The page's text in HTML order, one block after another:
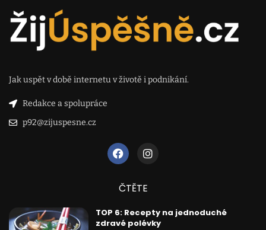
Jak uspět v době internetu v životě i podnikání.
Redakce a spolupráce
p92@zijuspesne.cz
ČTĚTE
TOP 6: Recepty na jednoduché
zdravé polévky